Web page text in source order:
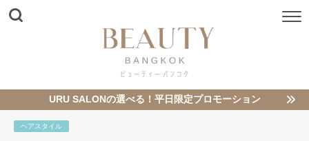
URU SALONの選べる！平日限定プロモーション
ヘアスタイル